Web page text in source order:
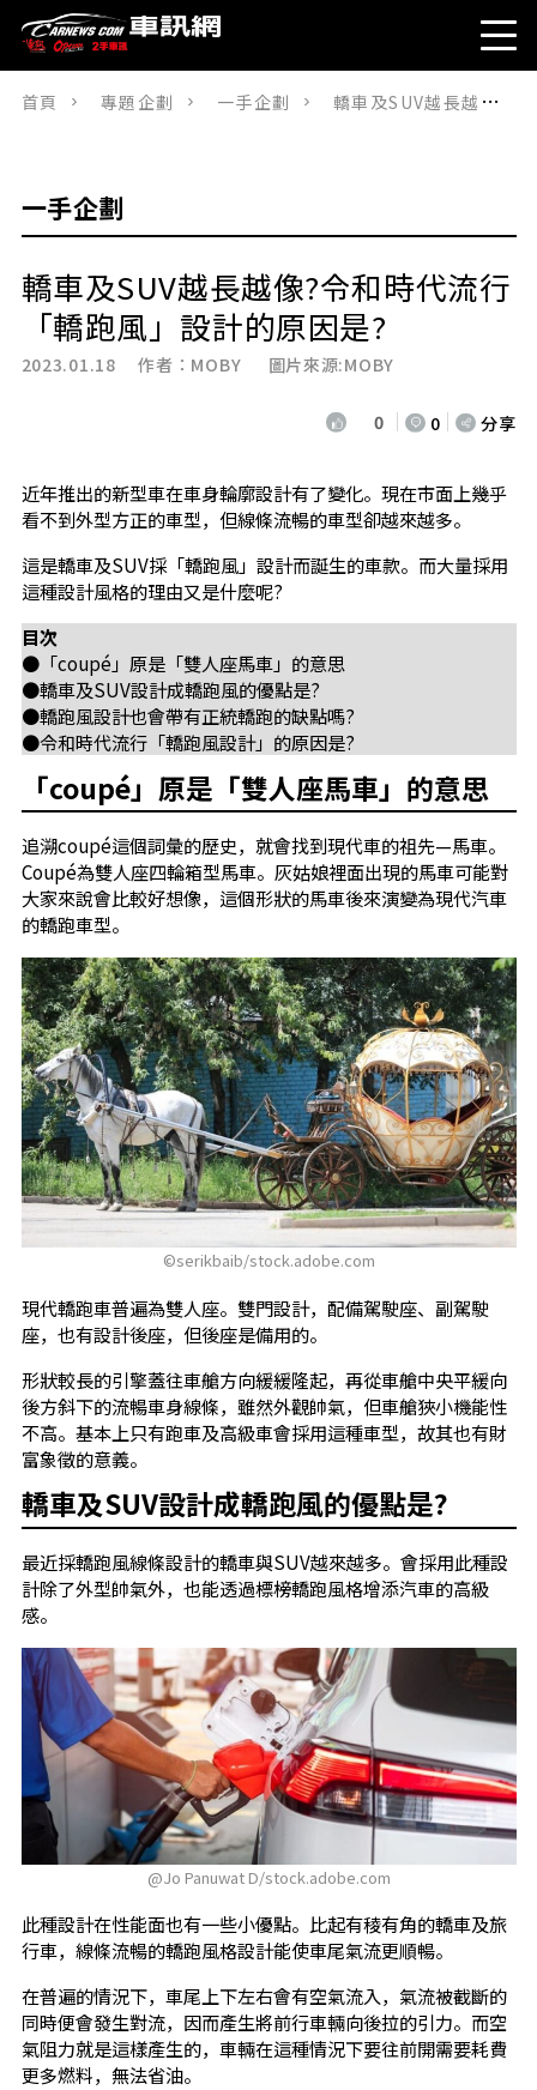
首頁 專題企劃 一手企劃 轎車及SUV越長越像?令和時代流行「轎跑風」設計的原因是?
一手企劃
轎車及SUV越長越像?令和時代流行
「轎跑風」設計的原因是?
2023.01.18 作者： MOBY 圖片來源:MOBY
0 0 分享
近年推出的新型車在車身輪廓設計有了變化。現在市面上幾乎
看不到外型方正的車型，但線條流暢的車型卻越來越多。
這是轎車及SUV採「轎跑風」設計而誕生的車款。而大量採用
這種設計風格的理由又是什麼呢?
目次
●「coupé」原是「雙人座馬車」的意思
●轎車及SUV設計成轎跑風的優點是?
●轎跑風設計也會帶有正統轎跑的缺點嗎?
●令和時代流行「轎跑風設計」的原因是?
「coupé」原是「雙人座馬車」的意思
追溯coupé這個詞彙的歷史，就會找到現代車的祖先—馬車。
Coupé為雙人座四輪箱型馬車。灰姑娘裡面出現的馬車可能對
大家來說會比較好想像，這個形狀的馬車後來演變為現代汽車
的轎跑車型。
©serikbaib/stock.adobe.com
現代轎跑車普遍為雙人座。雙門設計，配備駕駛座、副駕駛
座，也有設計後座，但後座是備用的。
形狀較長的引擎蓋往車艙方向緩緩隆起，再從車艙中央平緩向
後方斜下的流暢車身線條，雖然外觀帥氣，但車艙狹小機能性
不高。基本上只有跑車及高級車會採用這種車型，故其也有財
富象徵的意義。
轎車及SUV設計成轎跑風的優點是?
最近採轎跑風線條設計的轎車與SUV越來越多。會採用此種設
計除了外型帥氣外，也能透過標榜轎跑風格增添汽車的高級
感。
@Jo Panuwat D/stock.adobe.com
此種設計在性能面也有一些小優點。比起有稜有角的轎車及旅
行車，線條流暢的轎跑風格設計能使車尾氣流更順暢。
在普遍的情況下，車尾上下左右會有空氣流入，氣流被截斷的
同時便會發生對流，因而產生將前行車輛向後拉的引力。而空
氣阻力就是這樣產生的，車輛在這種情況下要往前開需要耗費
更多燃料，無法省油。